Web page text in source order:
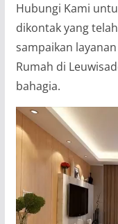
Hubungi Kami
dikontak yang
sampaikan
Rumah di
bahagia.
Video